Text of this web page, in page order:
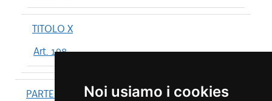
Noi usiamo i cookies
TITOLO X
Art. 198
PARTE IV